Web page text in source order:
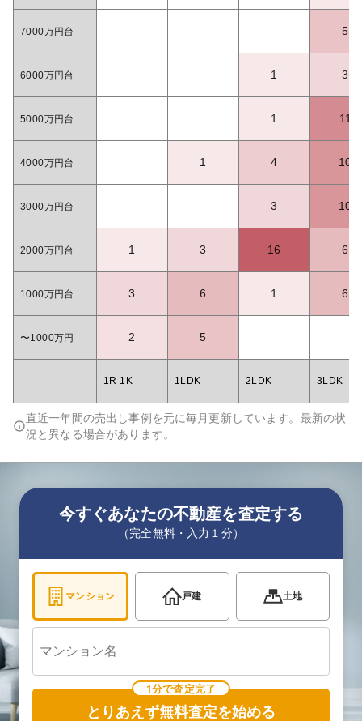
7000万円台 5
6000万円台 1 3
5000万円台 1 11
4000万円台 1 4 10
3000万円台 3 10
2000万円台 1 3 16 6
1000万円台 3 6 1 6
〜1000万円 2 5
1R 1K 1LDK 2LDK 3LDK
直近一年間の売出し事例を元に毎月更新しています。最新の状
況と異なる場合があります。
今すぐあなたの不動産を査定する
（完全無料・入力１分）
マンション 戸建 土地
1分で査定完了
とりあえず無料査定を始める